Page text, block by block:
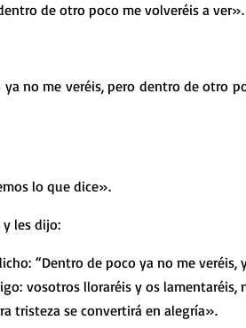
- Navidad Ejercicios Esp.
2025 Semana Santa 2024
de otro poco me volveréis a ver».
no me veréis, pero dentro de otro
lo que dice».
les dijo:
“Dentro de poco ya no me veréis,
vosotros lloraréis y os
tristeza se convertirá en alegría».